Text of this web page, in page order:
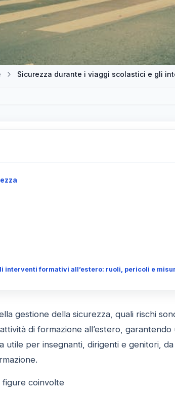
interventi formativi all’estero: ruoli, pericoli e
gestione della sicurezza, quali rischi
di formazione all’estero, garantendo
utile per insegnanti, dirigenti e genitori,
figure coinvolte